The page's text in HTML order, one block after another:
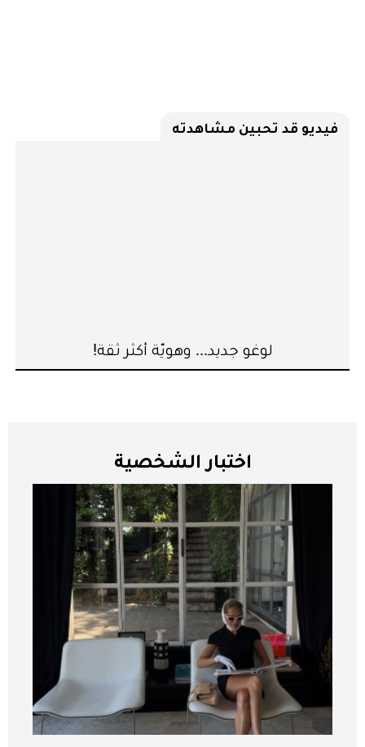
فيديو قد تحبين مشاهدته
لوغو جديد... وهويّة أكثر ثقة!
اختبار الشخصية